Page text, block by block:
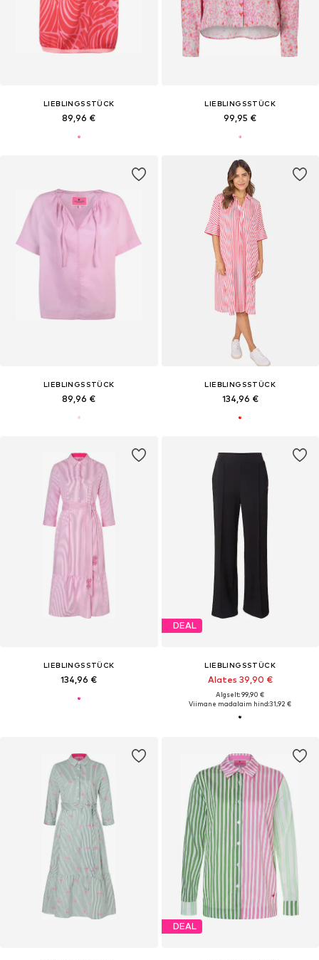
LIEBLINGSSTÜCK
89,96 €
LIEBLINGSSTÜCK
99,95 €
LIEBLINGSSTÜCK
89,96 €
LIEBLINGSSTÜCK
134,96 €
LIEBLINGSSTÜCK
134,96 €
DEAL
LIEBLINGSSTÜCK
Alates 39,90 €
Algselt: 99,90 €
Viimane madalaim hind:31,92 €
DEAL